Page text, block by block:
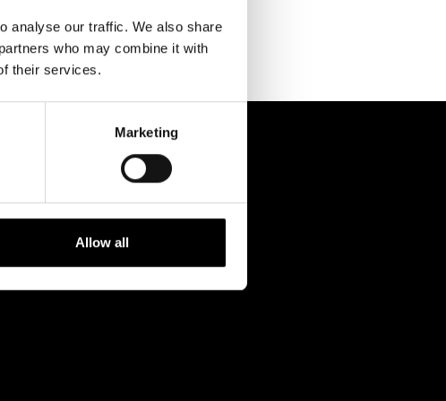
analyse our traffic. We also share
who may combine it with
their services.
Marketing
Allow all
Press
Jobba hos oss
Svenska Teatern Live